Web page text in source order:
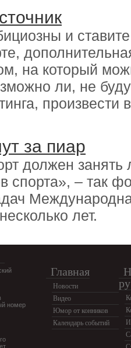
и
на который
ли, не
произвести
за пиар
должен
спорта», – так
лет.
номер
Главная
Новости
Видео
Юмор от конников
Календарь событий